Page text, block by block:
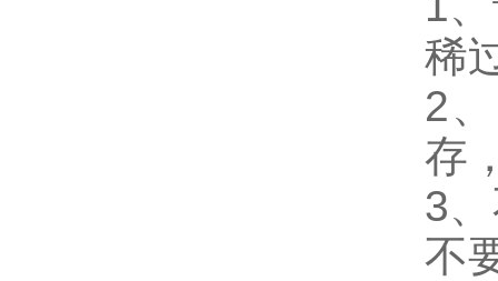
稀
2、
存
3、
不